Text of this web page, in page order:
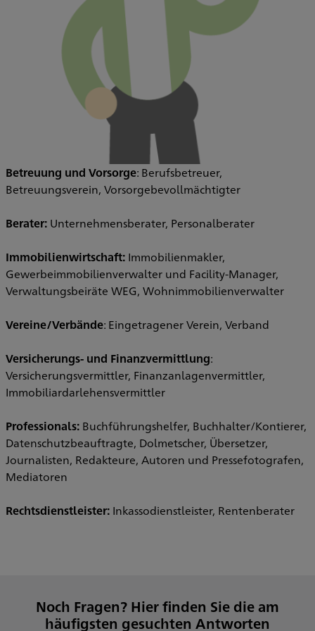
Betreuung und Vorsorge: Berufsbetreuer,
Betreuungsverein, Vorsorgebevollmächtigter
Berater: Unternehmensberater, Personalberater
Immobilienwirtschaft: Immobilienmakler,
Gewerbeimmobilienverwalter und Facility-Manager,
Verwaltungsbeiräte WEG, Wohnimmobilienverwalter
Vereine/Verbände: Eingetragener Verein, Verband
Versicherungs- und Finanzvermittlung:
Versicherungsvermittler, Finanzanlagenvermittler,
Immobiliardarlehensvermittler
Professionals: Buchführungshelfer, Buchhalter/Kontierer,
Datenschutzbeauftragte, Dolmetscher, Übersetzer,
Journalisten, Redakteure, Autoren und Pressefotografen,
Mediatoren
Rechtsdienstleister: Inkassodienstleister, Rentenberater
Noch Fragen? Hier finden Sie die am
häufigsten gesuchten Antworten